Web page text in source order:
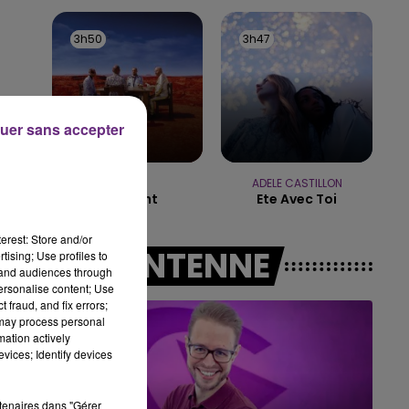
10h00 - 14h00
LE TICKET DE CAISSE
3h50
3h50
Starlight
3h47
3h47
ADELE CASTILLON
Ete Avec Toi
A L'ANTENNE
Store and/or
Use profiles to
audiences through
content; Use
fraud, and fix errors;
process personal
actively
Identify devices
dans "Gérer
sans accepter